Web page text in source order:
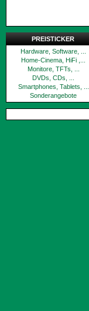
PREISTICKER
Hardware, Software, ...
Home-Cinema, HiFi ,...
Monitore, TFTs, ...
DVDs, CDs, ...
Smartphones, Tablets, ...
Sonderangebote